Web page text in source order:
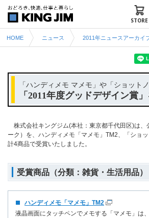
STORE
HOME ニュース 2011年ニュースアーカイ
「ハンディメモ マメモ」や「ショット
「2011年度グッドデザイン賞
株式会社キングジム(本社：東京都千代田区)は
ーク）を、ハンディメモ「マメモ」TM2、「ショ
計4商品で受賞いたしました。
受賞商品（分類：雑貨・生活用品）
ハンディメモ「マメモ」TM2
液晶画面にタッチペンでメモする「マメモ」は